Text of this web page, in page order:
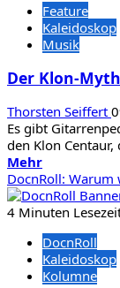
Assassins
Creed
Black
Resynced
Feature
Kaleidoskop
Musik
Der Klon-
Thorsten Seiffert
Es gibt
den Klon
MehrMehr
über
Der
Mythos:
Wie
konnte
DocnRoll:
4 Minuten
DocnRoll
Kaleidoskop
Kolumne